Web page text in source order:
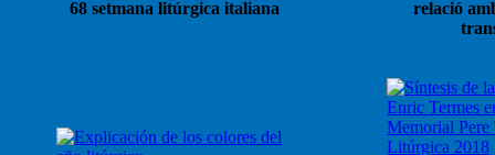
68 setmana litúrgica italiana
relació